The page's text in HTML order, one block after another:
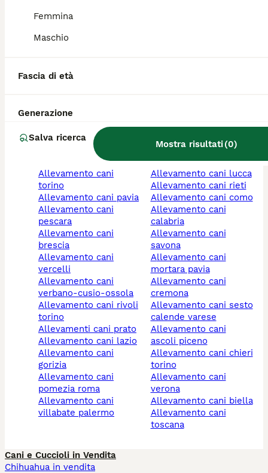
Femmina
Maschio
Fascia di età
Generazione
Salva ricerca
Mostra risultati(0)
bergamo
palermo
allevamenti cani
foggia
padova
allevamento cani
torino
allevamento cani pavia
allevamento cani
pescara
allevamento cani
brescia
allevamento cani
vercelli
allevamento cani
verbano-cusio-ossola
allevamento cani rivoli
torino
allevamenti cani prato
allevamento cani lazio
allevamento cani
gorizia
allevamento cani
pomezia roma
allevamento cani
villabate palermo
macerata
catania
allevamento cani sicilia
allevamento cani lucca
allevamento cani rieti
allevamento cani como
allevamento cani
calabria
allevamento cani
savona
allevamento cani
mortara pavia
allevamento cani
cremona
allevamento cani sesto
calende varese
allevamento cani
ascoli piceno
allevamento cani chieri
torino
allevamento cani
verona
allevamento cani biella
allevamento cani
toscana
Cani e Cuccioli in Vendita
Chihuahua in vendita